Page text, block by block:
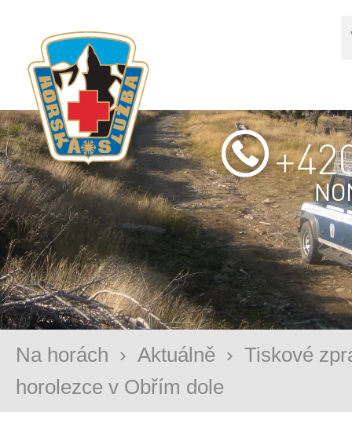
Na horách › Aktuálně › Tiskové
horolezce v Obřím dole